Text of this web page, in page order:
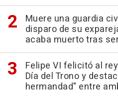
Muere una guardia
disparo de su
acaba muerto tras
Felipe VI felicitó al
Día del Trono y
hermandad" entre